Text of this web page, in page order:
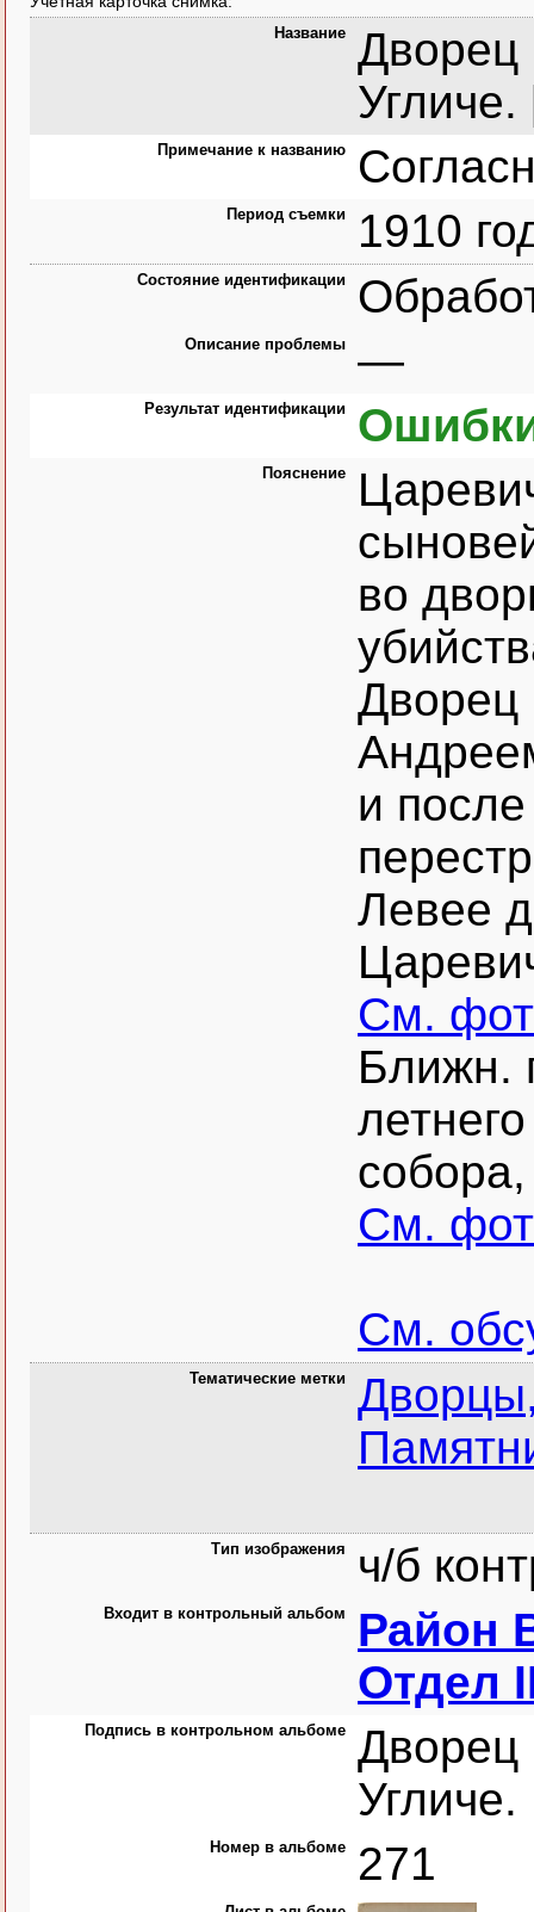
Название
Дворец
Угличе.
Примечание к названию
Период съемки 1910
Состояние идентификации
Описание проблемы —
Результат идентификации
Пояснение
во
Дворец
и
Левее
См.
Ближн.
собора,
См.
См.
Тематические метки
Тип изображения ч/б
Входит в контрольный альбом
Район
Отдел
Подпись в контрольном альбоме
Дворец
Угличе.
Номер в альбоме 271